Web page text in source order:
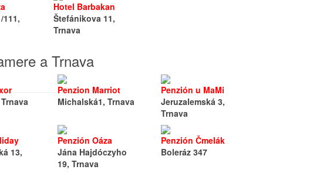
111,
Hotel Barbakan
Štefánikova 11,
Trnava
a Trnava
Penzion Marriot
Michalská1, Trnava
Penzión u MaMi
Jeruzalemská 3,
Trnava
13,
Penzión Oáza
Jána Hajdóczyho
19, Trnava
Penzión Čmelák
Boleráz 347